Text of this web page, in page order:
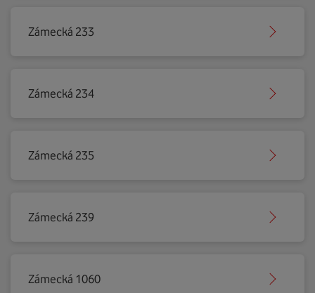
Zámecká 233
Zámecká 234
Zámecká 235
Zámecká 239
Zámecká 1060